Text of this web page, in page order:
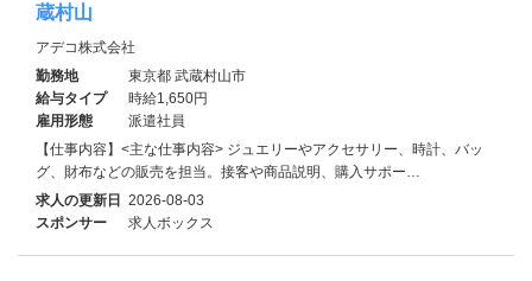
蔵村山
アデコ株式会社
勤務地
東京都 武蔵村山市
給与タイプ
時給1,650円
雇用形態
派遣社員
【仕事内容】<主な仕事内容> ジュエリーやアクセサリー、時計、バッ
グ、財布などの販売を担当。接客や商品説明、購入サポー…
求人の更新日 2026-08-03
スポンサー
求人ボックス